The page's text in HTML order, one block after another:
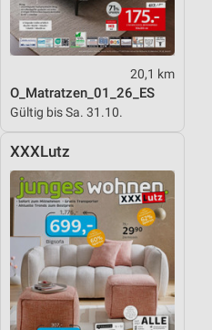
20,1 km
O_Matratzen_01_26_ES
Gültig bis Sa. 31.10.
XXXLutz